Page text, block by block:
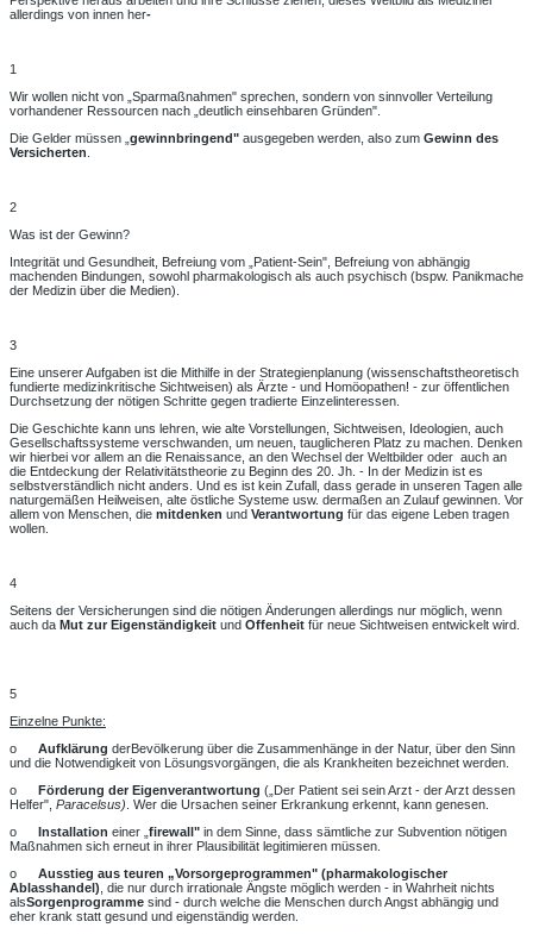
allerdings von innen her-
1
Wir wollen nicht von „Sparmaßnahmen" sprechen, sondern von sinnvoller Verteilung
vorhandener Ressourcen nach „deutlich einsehbaren Gründen".
Die Gelder müssen „ gewinnbringend" ausgegeben werden, also zum Gewinn des
Versicherten
2
Was ist der Gewinn?
Integrität und Gesundheit, Befreiung vom „Patient-Sein", Befreiung von abhängig
machenden Bindungen, sowohl pharmakologisch als auch psychisch (bspw. Panikmache
der Medizin über die Medien).
3
Eine unserer Aufgaben ist die Mithilfe in der Strategienplanung (wissenschaftstheoretisch
fundierte medizinkritische Sichtweisen) als Ärzte - und Homöopathen! - zur öffentlichen
Durchsetzung der nötigen Schritte gegen tradierte Einzelinteressen.
Die Geschichte kann uns lehren, wie alte Vorstellungen, Sichtweisen, Ideologien, auch
Gesellschaftssysteme verschwanden, um neuen, tauglicheren Platz zu machen. Denken
wir hierbei vor allem an die Renaissance, an den Wechsel der Weltbilder oder auch an
die Entdeckung der Relativitätstheorie zu Beginn des 20. Jh. - In der Medizin ist es
selbstverständlich nicht anders. Und es ist kein Zufall, dass gerade in unseren Tagen alle
naturgemäßen Heilweisen, alte östliche Systeme usw. dermaßen an Zulauf gewinnen. Vor
allem von Menschen, die mitdenken und Verantwortung für das eigene Leben tragen
wollen.
4
Seitens der Versicherungen sind die nötigen Änderungen allerdings nur möglich, wenn
auch da Mut zur Eigenständigkeit und Offenheit für neue Sichtweisen entwickelt wird.
5
Einzelne Punkte:
o Aufklärung derBevölkerung über die Zusammenhänge in der Natur, über den Sinn
und die Notwendigkeit von Lösungsvorgängen, die als Krankheiten bezeichnet werden.
o Förderung der Eigenverantwortung („Der Patient sei sein Arzt - der Arzt dessen
Helfer", Paracelsus) . Wer die Ursachen seiner Erkrankung erkennt, kann genesen.
o Installation einer „ firewall" in dem Sinne, dass sämtliche zur Subvention nötigen
Maßnahmen sich erneut in ihrer Plausibilität legitimieren müssen.
o Ausstieg aus teuren „Vorsorgeprogrammen" (pharmakologischer
Ablasshandel) , die nur durch irrationale Ängste möglich werden - in Wahrheit nichts
alsSorgenprogramme sind - durch welche die Menschen durch Angst abhängig und
eher krank statt gesund und eigenständig werden.